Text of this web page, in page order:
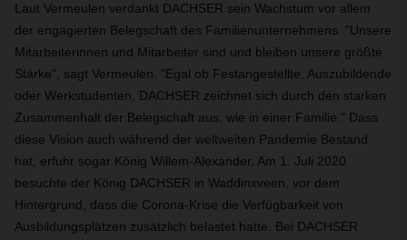
Laut Vermeulen verdankt DACHSER sein Wachstum vor allem
der engagierten Belegschaft des Familienunternehmens. "Unsere
Mitarbeiterinnen und Mitarbeiter sind und bleiben unsere größte
Stärke", sagt Vermeulen. "Egal ob Festangestellte, Auszubildende
oder Werkstudenten, DACHSER zeichnet sich durch den starken
Zusammenhalt der Belegschaft aus, wie in einer Familie." Dass
diese Vision auch während der weltweiten Pandemie Bestand
hat, erfuhr sogar König Willem-Alexander. Am 1. Juli 2020
besuchte der König DACHSER in Waddinxveen, vor dem
Hintergrund, dass die Corona-Krise die Verfügbarkeit von
Ausbildungsplätzen zusätzlich belastet hatte. Bei DACHSER